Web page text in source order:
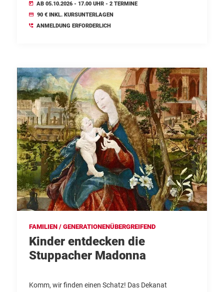
AB 05.10.2026 - 17.00 UHR - 2 TERMINE
90 € INKL. KURSUNTERLAGEN
ANMELDUNG ERFORDERLICH
FAMILIEN / GENERATIONENÜBERGREIFEND
Kinder entdecken die
Stuppacher Madonna
Komm, wir finden einen Schatz! Das Dekanat